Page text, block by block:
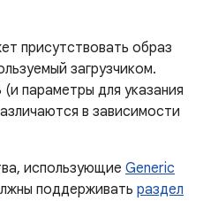
присутствовать образ
загрузчиком.
параметры для указания
в зависимости
использующие Generic
поддерживать раздел